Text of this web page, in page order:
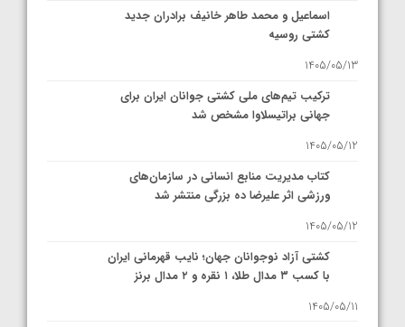
اسماعیل و محمد طاهر خانیف برادران جدید
کشتی روسیه
1405/05/13
ترکیب تیم‌های ملی کشتی جوانان ایران برای
جهانی براتیسلاوا مشخص شد
1405/05/12
کتاب مدیریت منابع انسانی در سازمان‌های
ورزشی اثر علیرضا ده بزرگی منتشر شد
1405/05/12
کشتی آزاد نوجوانان جهان؛ نایب قهرمانی ایران
با کسب ۳ مدال طلا، ۱ نقره و ۲ مدال برنز
1405/05/11